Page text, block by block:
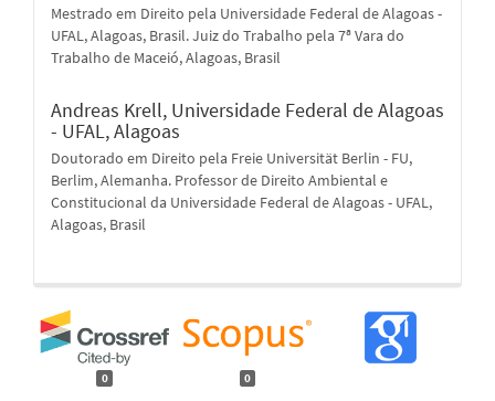
Mestrado em Direito pela Universidade Federal de Alagoas -
UFAL, Alagoas, Brasil. Juiz do Trabalho pela 7ª Vara do
Trabalho de Maceió, Alagoas, Brasil
Andreas Krell, Universidade Federal de Alagoas
- UFAL, Alagoas
Doutorado em Direito pela Freie Universität Berlin - FU,
Berlim, Alemanha. Professor de Direito Ambiental e
Constitucional da Universidade Federal de Alagoas - UFAL,
Alagoas, Brasil
0 0